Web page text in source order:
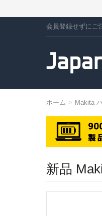
会員登録せずにご
ホーム Makita
新品